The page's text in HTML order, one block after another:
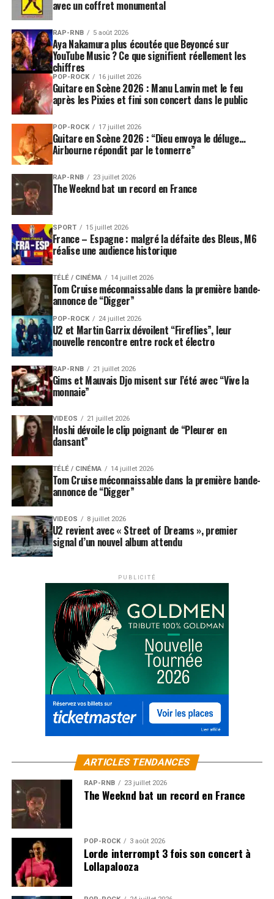
Crédit photo : D.R
SUJETS ASSOCIÉS: INTERVIEW
LADY GAGA
MICHAEL JACKSON
avec un coffret monumental
RAP-RNB 5 août 2026
Aya Nakamura plus écoutée que Beyoncé sur
YouTube Music ? Ce que signifient réellement les
chiffres
POP-ROCK 16 juillet 2026
Guitare en Scène 2026 : Manu Lanvin met le feu
après les Pixies et fini son concert dans le public
POP-ROCK 17 juillet 2026
Guitare en Scène 2026 : “Dieu envoya le déluge…
Airbourne répondit par le tonnerre”
RAP-RNB 23 juillet 2026
The Weeknd bat un record en France
SPORT 15 juillet 2026
France – Espagne : malgré la défaite des Bleus, M6
réalise une audience historique
TÉLÉ / CINÉMA 14 juillet 2026
Tom Cruise méconnaissable dans la première bande-
annonce de “Digger”
POP-ROCK 24 juillet 2026
U2 et Martin Garrix dévoilent “Fireflies”, leur
nouvelle rencontre entre rock et électro
RAP-RNB 21 juillet 2026
Gims et Mauvais Djo misent sur l’été avec “Vive la
monnaie”
VIDEOS 21 juillet 2026
Hoshi dévoile le clip poignant de “Pleurer en
dansant”
TÉLÉ / CINÉMA 14 juillet 2026
Tom Cruise méconnaissable dans la première bande-
annonce de “Digger”
VIDEOS 8 juillet 2026
U2 revient avec « Street of Dreams », premier
signal d’un nouvel album attendu
PUBLICITÉ
ARTICLES TENDANCES
RAP-RNB 23 juillet 2026
The Weeknd bat un record en France
POP-ROCK 3 août 2026
Lorde interrompt 3 fois son concert à
Lollapalooza